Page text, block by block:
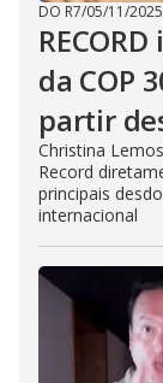
DO R7/05/11/2025
da COP
partir
Christina
Record
principais
internacional